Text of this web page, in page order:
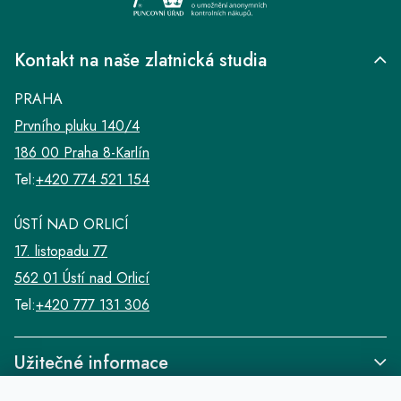
Užitečné informace
Kontakt na naše zlatnická studia
PRAHA
Prvního pluku 140/4
186 00 Praha 8-Karlín
Tel:+420 774 521 154
ÚSTÍ NAD ORLICÍ
17. listopadu 77
562 01 Ústí nad Orlicí
Tel:+420 777 131 306